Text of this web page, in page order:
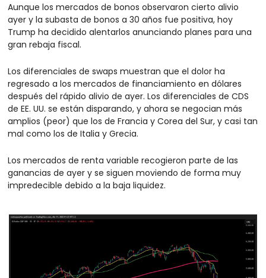
Aunque los mercados de bonos observaron cierto alivio
ayer y la subasta de bonos a 30 años fue positiva, hoy
Trump ha decidido alentarlos anunciando planes para una
gran rebaja fiscal.
Los diferenciales de swaps muestran que el dolor ha
regresado a los mercados de financiamiento en dólares
después del rápido alivio de ayer. Los diferenciales de CDS
de EE. UU. se están disparando, y ahora se negocian más
amplios (peor) que los de Francia y Corea del Sur, y casi tan
mal como los de Italia y Grecia.
Los mercados de renta variable recogieron parte de las
ganancias de ayer y se siguen moviendo de forma muy
impredecible debido a la baja liquidez.